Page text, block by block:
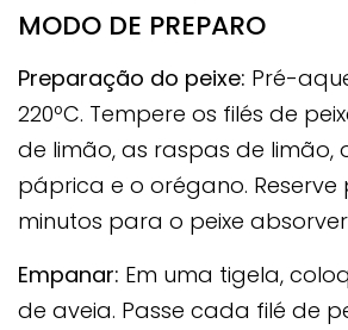
MODO DE PREPARO
Preparação do peixe: Pré-
220ºC. Tempere os filés de
de limão, as raspas de limão,
páprica e o orégano. Reserve
minutos para o peixe
Empanar: Em uma tigela,
de aveia. Passe cada filé de